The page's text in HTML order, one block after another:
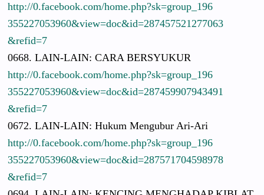
http://0.facebook.com/home.php?sk=group_196
355227053960&view=doc&id=287457521277063
&refid=7
0668. LAIN-LAIN: CARA BERSYUKUR
http://0.facebook.com/home.php?sk=group_196
355227053960&view=doc&id=287459907943491
&refid=7
0672. LAIN-LAIN: Hukum Mengubur Ari-Ari
http://0.facebook.com/home.php?sk=group_196
355227053960&view=doc&id=287571704598978
&refid=7